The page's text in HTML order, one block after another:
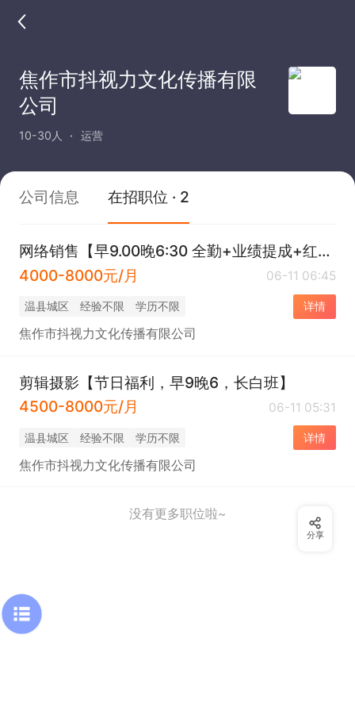
焦作市抖视力文化传播有限
公司
10-30人 运营
公司信息 在招职位 · 2
网络销售【早9.00晚6:30 全勤+业绩提成+红包奖励 】
4000-8000元/月
06-11 06:45
温县城区 经验不限 学历不限 详情
焦作市抖视力文化传播有限公司
剪辑摄影【节日福利，早9晚6，长白班】
4500-8000元/月
06-11 05:31
温县城区 经验不限 学历不限 详情
焦作市抖视力文化传播有限公司
没有更多职位啦~
分享